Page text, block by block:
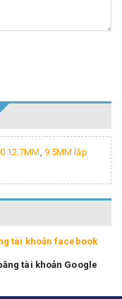
12.7MM, 9.5MM lắp
tài khoản facebook
tài khoản Google